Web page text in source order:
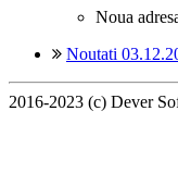
Noua
Noutati
2016-2023 (c) Dever